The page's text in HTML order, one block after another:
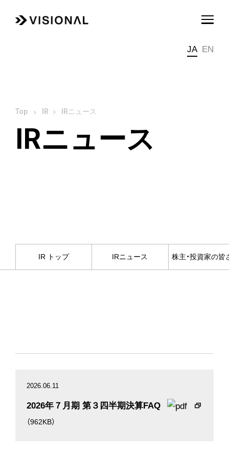
IR IRニュース
IRニュース
JA EN
IR トップ IRニュース 株主・投資家の皆
2026.06.11
2026年７月期 第３四半期決算FAQ
（962KB）